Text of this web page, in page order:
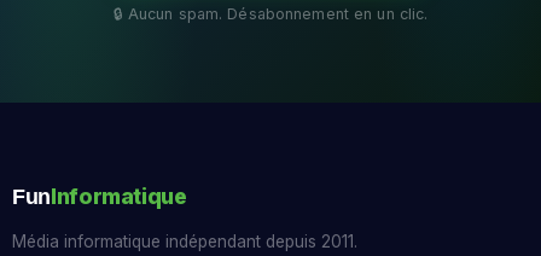
FunInformatique
Média informatique indépendant depuis 2011.